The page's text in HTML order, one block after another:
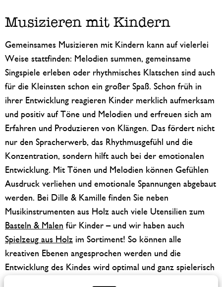
Musizieren mit Kindern
Gemeinsames Musizieren mit Kindern kann auf vielerlei
Weise stattfinden: Melodien summen, gemeinsame
Singspiele erleben oder rhythmisches Klatschen sind auch
für die Kleinsten schon ein großer Spaß. Schon früh in
ihrer Entwicklung reagieren Kinder merklich aufmerksam
und positiv auf Töne und Melodien und erfreuen sich am
Erfahren und Produzieren von Klängen. Das fördert nicht
nur den Spracherwerb, das Rhythmusgefühl und die
Konzentration, sondern hilft auch bei der emotionalen
Entwicklung. Mit Tönen und Melodien können Gefühlen
Ausdruck verliehen und emotionale Spannungen abgebaut
werden. Bei Dille & Kamille finden Sie neben
Musikinstrumenten aus Holz auch viele Utensilien zum
Basteln & Malen für Kinder – und wir haben auch
Spielzeug aus Holz im Sortiment! So können alle
kreativen Ebenen angesprochen werden und die
Entwicklung des Kindes wird optimal und ganz spielerisch